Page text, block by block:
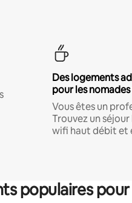
Des logements
pour les
Vous êtes un
Trouvez un
wifi haut débit et
populaires